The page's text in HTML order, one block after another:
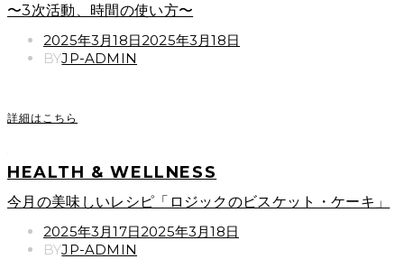
〜3次活動、時間の使い方〜
POSTED
ON
2025年3月18日2025年3月18日
BYJP-ADMIN
詳細はこちら
HEALTH & WELLNESS
今月の美味しいレシピ「ロジックのビスケット・ケーキ」
POSTED
ON
2025年3月17日2025年3月18日
BYJP-ADMIN